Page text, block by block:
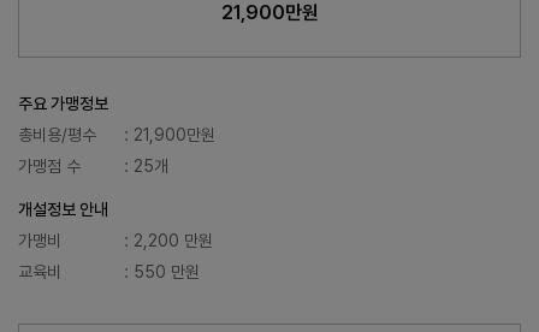
21,900만원
주요 가맹정보
총비용/평수
: 21,900만원
가맹점 수
: 25개
개설정보 안내
가맹비
: 2,200 만원
교육비
: 550 만원